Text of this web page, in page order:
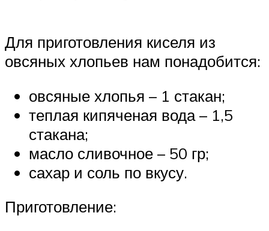
Для приготовления киселя из
овсяных хлопьев нам понадобится:
овсяные хлопья – 1 стакан;
теплая кипяченая вода – 1,5
стакана;
масло сливочное – 50 гр;
сахар и соль по вкусу.
Приготовление: